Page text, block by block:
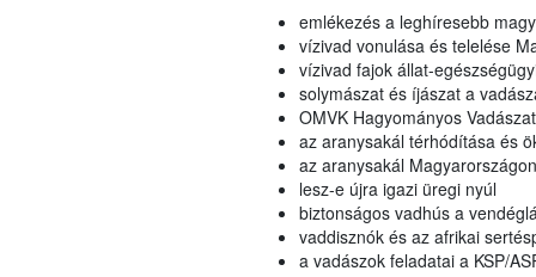
emlékezés a leghíresebb
vízivad vonulása és telelése
vízivad fajok állat-
solymászat és íjászat a
OMVK Hagyományos
az aranysakál térhódítása és
az aranysakál
lesz-e újra igazi üregi nyúl
biztonságos vadhús a
vaddisznók és az afrikai
a vadászok feladatai a KSP/